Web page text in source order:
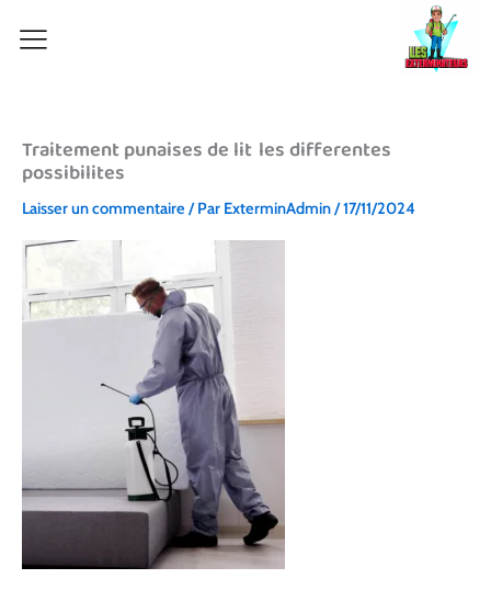
Traitement punaises de lit les differentes
possibilites
Laisser un commentaire / Par ExterminAdmin/17/11/2024